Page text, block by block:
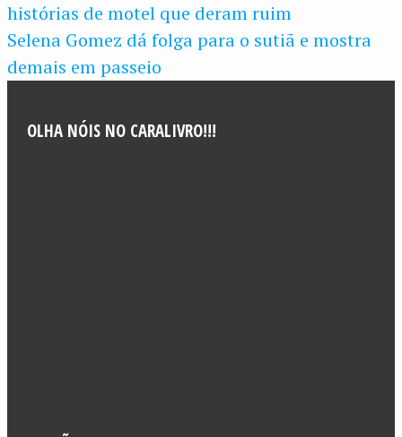
histórias de motel que deram ruim
Selena Gomez dá folga para o sutiã e mostra
demais em passeio
OLHA NÓIS NO CARALIVRO!!!